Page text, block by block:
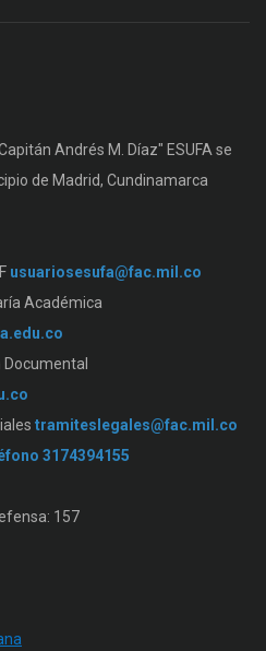
Andrés M. Díaz" ESUFA se
de Madrid, Cundinamarca
usuariosesufa@fac.mil.co
Académica
tramiteslegales@fac.mil.co
3174394155
157